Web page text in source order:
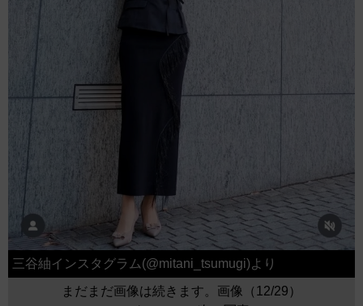
三谷紬インスタグラム(@mitani_tsumugi)より
まだまだ画像は続きます。画像（12/29）